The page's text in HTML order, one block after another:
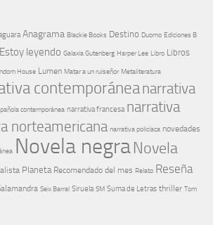
Anagrama Blackie Books Destino Duomo Ediciones B
Estoy leyendo Galaxia Gutenberg Harper Lee Libro Libros
House Lumen Matar a un ruiseñor Metaliteratura
contemporáneanarrativa
contemporánea narrativa francesa narrativa
norteamericana narrativa policíaca novedades
Novela negra Novela
Planeta Recomendado del mes Relato Reseña
Seix Barral Siruela SM Suma de Letras thriller Tom